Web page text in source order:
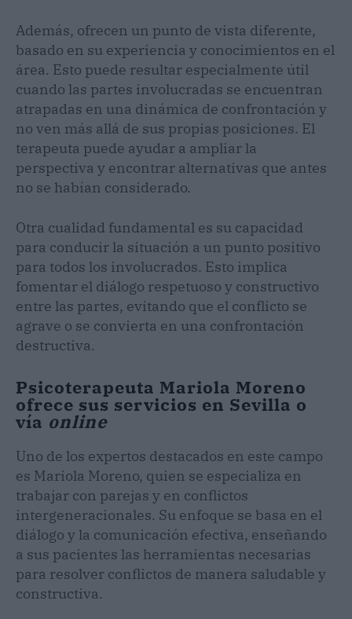
Además, ofrecen un punto de vista diferente,
basado en su experiencia y conocimientos en el
área. Esto puede resultar especialmente útil
cuando las partes involucradas se encuentran
atrapadas en una dinámica de confrontación y
no ven más allá de sus propias posiciones. El
terapeuta puede ayudar a ampliar la
perspectiva y encontrar alternativas que antes
no se habían considerado.
Otra cualidad fundamental es su capacidad
para conducir la situación a un punto positivo
para todos los involucrados. Esto implica
fomentar el diálogo respetuoso y constructivo
entre las partes, evitando que el conflicto se
agrave o se convierta en una confrontación
destructiva.
Psicoterapeuta Mariola Moreno
ofrece sus servicios en Sevilla o
vía online
Uno de los expertos destacados en este campo
es Mariola Moreno, quien se especializa en
trabajar con parejas y en conflictos
intergeneracionales. Su enfoque se basa en el
diálogo y la comunicación efectiva, enseñando
a sus pacientes las herramientas necesarias
para resolver conflictos de manera saludable y
constructiva.